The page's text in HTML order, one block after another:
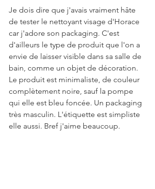
Je dois dire que j'avais vraiment hâte
de tester le nettoyant visage d'Horace
car j'adore son packaging. C'est
d'ailleurs le type de produit que l'on a
envie de laisser visible dans sa salle de
bain, comme un objet de décoration.
Le produit est minimaliste, de couleur
complètement noire, sauf la pompe
qui elle est bleu foncée. Un packaging
très masculin. L'étiquette est simpliste
elle aussi. Bref j'aime beaucoup.